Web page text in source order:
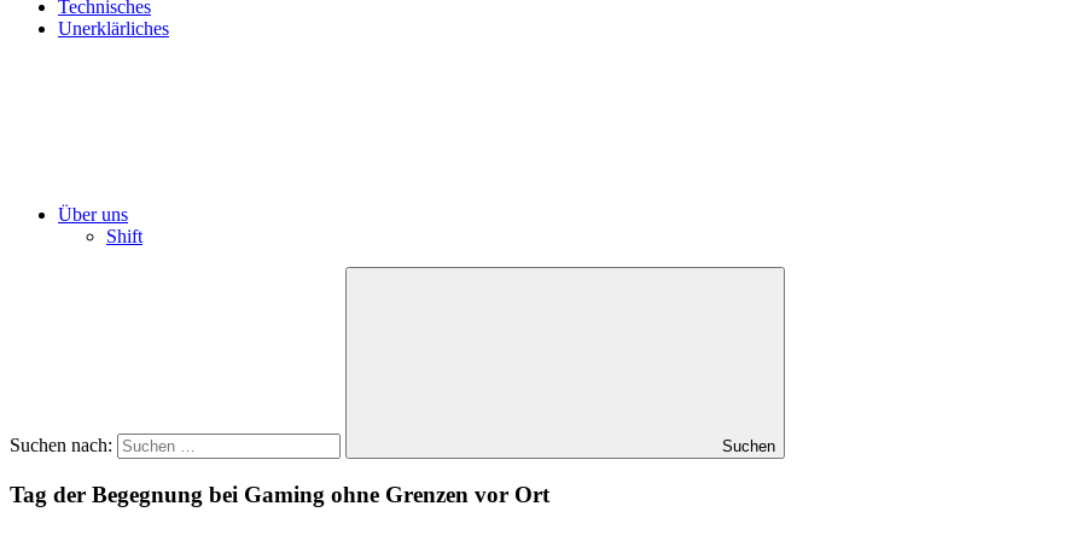
Technisches
Unerklärliches
Über uns
Shift
Suchen nach: Suchen
Tag der Begegnung bei Gaming ohne Grenzen vor Ort